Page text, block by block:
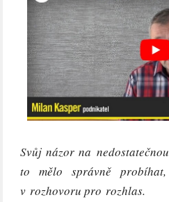
Svůj názor na
to mělo správně
v rozhovoru pro rozhlas.